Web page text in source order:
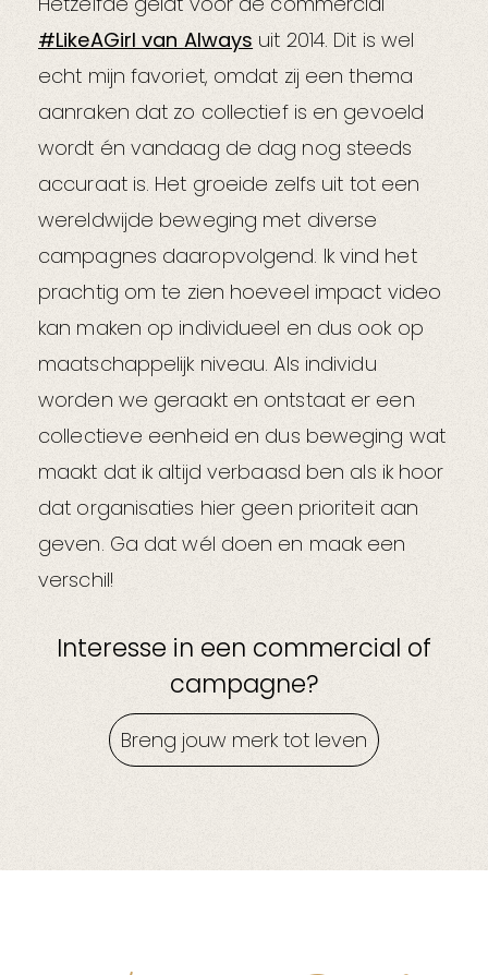
#LikeAGirl van Always uit 2014. Dit is wel
echt mijn favoriet, omdat zij een thema
aanraken dat zo collectief is en gevoeld
wordt én vandaag de dag nog steeds
accuraat is. Het groeide zelfs uit tot een
wereldwijde beweging met diverse
campagnes daaropvolgend. Ik vind het
prachtig om te zien hoeveel impact video
kan maken op individueel en dus ook op
maatschappelijk niveau. Als individu
worden we geraakt en ontstaat er een
collectieve eenheid en dus beweging wat
maakt dat ik altijd verbaasd ben als ik hoor
dat organisaties hier geen prioriteit aan
geven. Ga dat wél doen en maak een
verschil!
Interesse in een commercial of
campagne?
Breng jouw merk tot leven